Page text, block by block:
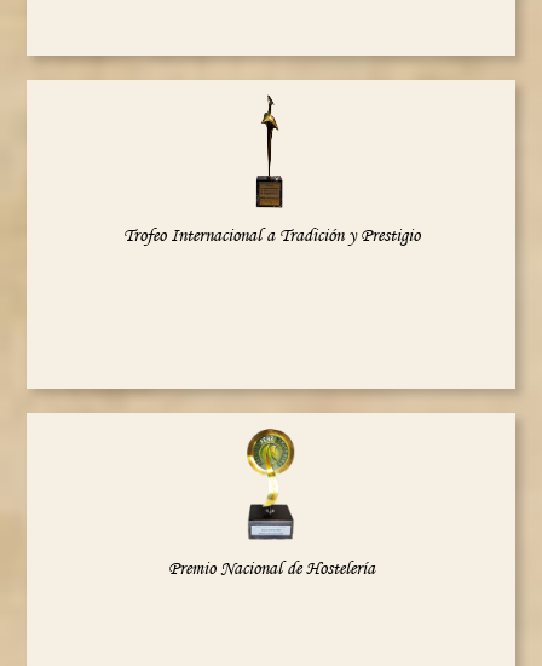
Trofeo Internacional a Tradición y Prestigio
Premio Nacional de Hostelería